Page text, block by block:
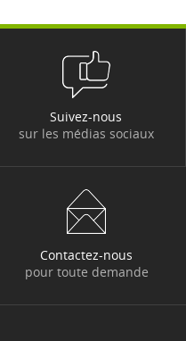
Suivez-nous
sur les médias sociaux
Contactez-nous
pour toute demande